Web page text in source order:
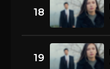
18
19